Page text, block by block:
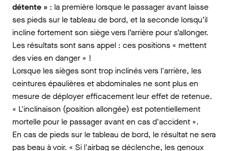
détente » : la première lorsque le passager avant laisse
ses pieds sur le tableau de bord, et la seconde lorsqu’il
incline fortement son siège vers l’arrière pour s’allonger.
Les résultats sont sans appel : ces positions « mettent
des vies en danger » !
Lorsque les sièges sont trop inclinés vers l'arrière, les
ceintures épaulières et abdominales ne sont plus en
mesure de déployer efficacement leur effet de retenue.
« L'inclinaison (position allongée) est potentiellement
mortelle pour le passager avant en cas d'accident ».
En cas de pieds sur le tableau de bord, le résultat ne sera
pas beau à voir. « Si l'airbag se déclenche, les genoux